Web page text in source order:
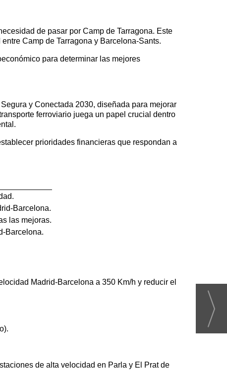
de pasar por Camp de Tarragona. Este
Camp de Tarragona y Barcelona-Sants.
para determinar las mejores
y Conectada 2030, diseñada para mejorar
ferroviario juega un papel crucial dentro
prioridades financieras que respondan a
Barcelona.
las mejoras.
Barcelona.
Madrid-Barcelona a 350 Km/h y reducir el
de alta velocidad en Parla y El Prat de